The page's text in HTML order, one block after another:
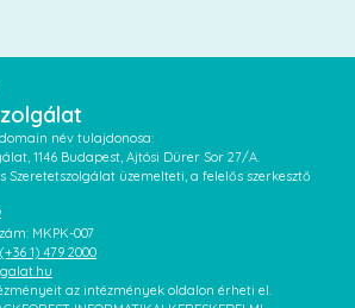
név tulajdonosa:
1146 Budapest, Ajtósi Dürer Sor 27/A.
Szeretetszolgálat üzemelteti, a felelős szerkesztő
MKPK-007
(+36 1) 479 2000
az intézmények oldalon érheti el.